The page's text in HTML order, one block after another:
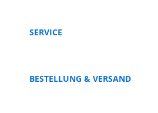
SERVICE
BESTELLUNG & VERSAND